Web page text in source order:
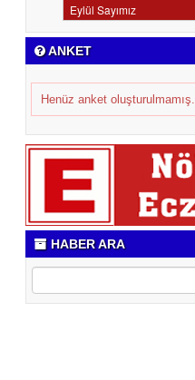
ANKET
Henüz anket oluşturulmamış.
HABER ARA